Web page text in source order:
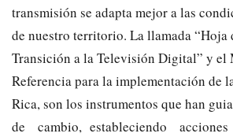
transmisión se adapta mejor a las
de nuestro territorio. La llamada “Hoja
Transición a la Televisión Digital” y el
Referencia para la implementación de
Rica, son los instrumentos que han
de cambio, estableciendo